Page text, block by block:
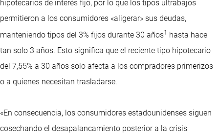
hipotecarios de interés fijo, por lo que los tipos ultrabajos
permitieron a los consumidores «aligerar» sus deudas,
manteniendo tipos del 3% fijos durante 30 años1 hasta hace
tan solo 3 años. Esto significa que el reciente tipo hipotecario
del 7,55% a 30 años solo afecta a los compradores primerizos
o a quienes necesitan trasladarse.
«En consecuencia, los consumidores estadounidenses siguen
cosechando el desapalancamiento posterior a la crisis